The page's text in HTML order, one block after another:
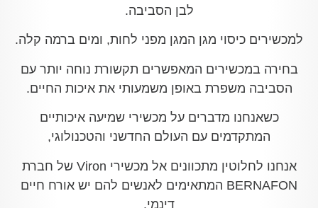
לבן הסביבה.
למכשירים כיסוי מגן המגן מפני לחות, ומים ברמה קלה.
בחירה במכשירים המאפשרים תקשורת נוחה יותר עם
הסביבה משפרת באופן משמעותי את איכות החיים.
כשאנחנו מדברים על מכשירי שמיעה איכותיים
המתקדמים עם העולם החדשני והטכנולוגי,
אנחנו לחלוטין מתכוונים אל מכשירי Viron של חברת
BERNAFON המתאימים לאנשים להם יש אורח חיים
דינמי.